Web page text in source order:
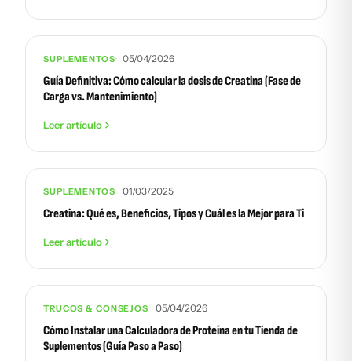
SUPLEMENTOS 05/04/2026
Guía Definitiva: Cómo calcular la dosis de Creatina (Fase de
Carga vs. Mantenimiento)
Leer artículo
SUPLEMENTOS 01/03/2025
Creatina: Qué es, Beneficios, Tipos y Cuál es la Mejor para Ti
Leer artículo
TRUCOS & CONSEJOS 05/04/2026
Cómo Instalar una Calculadora de Proteína en tu Tienda de
Suplementos (Guía Paso a Paso)